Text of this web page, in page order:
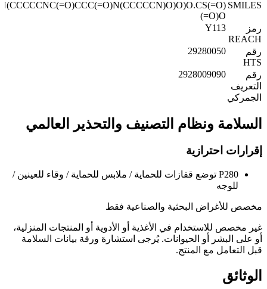
SMILES
(=O)O
رمز
REACH
Y113
رقم
HTS
29280050
رقم
التعريف
الجمركي
2928009090
السلامة ونظام التصنيف والتحذير العالمي
إقرارات احترازية
P280 توضع قفازات للحماية / ملابس للحماية / وقاء للعينين /
للوجه
مخصص للأغراض البحثية والصناعية فقط
غير مخصص للاستخدام في الأغذية أو الأدوية أو المنتجات المنزلية،
أو على البشر أو الحيوانات. يُرجى استشارة ورقة بيانات السلامة
قبل التعامل مع المنتج.
الوثائق